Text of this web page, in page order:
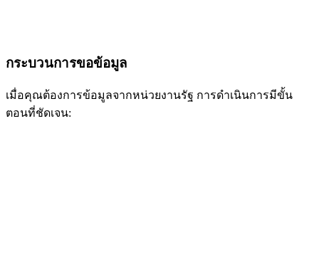
กระบวนการขอข้อมูล
เมื่อคุณต้องการข้อมูลจากหน่วยงานรัฐ การดำเนินการมีขั้น
ตอนที่ชัดเจน: